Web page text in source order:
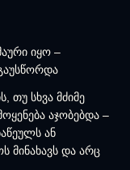
იყო –
თუ სხვა მძიმე
აჯობებდა –
ან
მინახავს და არც